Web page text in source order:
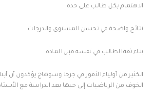
الاهتمام بكل طالب على حدة
نتائج واضحة في تحسن المستوى والدرجات
بناء ثقة الطالب في نفسه قبل المادة
الكثير من أولياء الأمور في جرجا وسوهاج يؤكدون أن
الخوف من الرياضيات إلى حبها بعد الدراسة مع